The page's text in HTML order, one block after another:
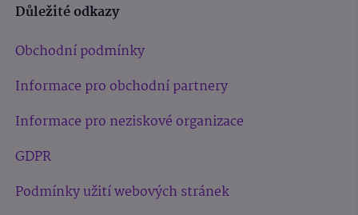
Důležité odkazy
Obchodní podmínky
Informace pro obchodní partnery
Informace pro neziskové organizace
GDPR
Podmínky užití webových stránek